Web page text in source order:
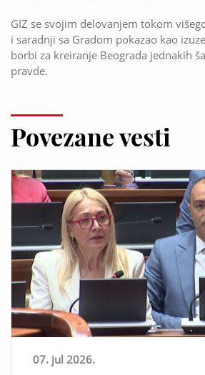
GIZ se svojim delovanjem tokom
i saradnji sa Gradom pokazao kao
borbi za kreiranje Beograda jednakih
pravde.
Povezane vesti
07. jul 2026.